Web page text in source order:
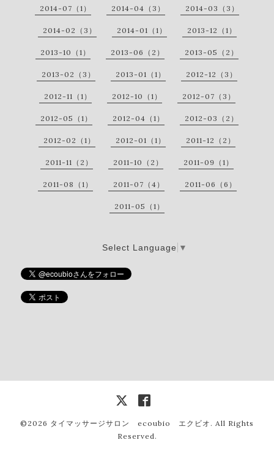
2014-07（1） 2014-04（3） 2014-03（3）
2014-02（3） 2014-01（1） 2013-12（1）
2013-10（1） 2013-06（2） 2013-05（2）
2013-02（3） 2013-01（1） 2012-12（3）
2012-11（1） 2012-10（1） 2012-07（3）
2012-05（1） 2012-04（1） 2012-03（2）
2012-02（1） 2012-01（1） 2011-12（2）
2011-11（2） 2011-10（2） 2011-09（1）
2011-08（1） 2011-07（4） 2011-06（6）
2011-05（1）
Select Language ▼
©2026 タイマッサージサロン ecoubio エクビオ . All Rights
Reserved.